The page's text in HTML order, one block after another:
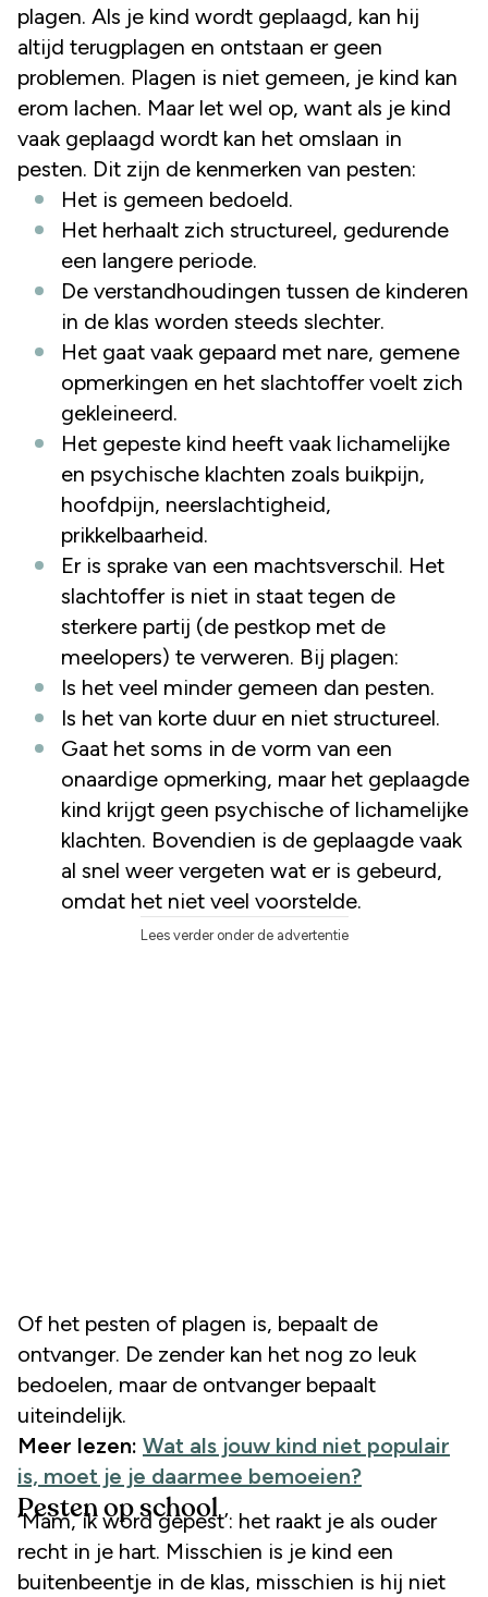
plagen. Als je kind wordt geplaagd, kan hij
altijd terugplagen en ontstaan er geen
problemen. Plagen is niet gemeen, je kind kan
erom lachen. Maar let wel op, want als je kind
vaak geplaagd wordt kan het omslaan in
pesten. Dit zijn de kenmerken van pesten:
Het is gemeen bedoeld.
Het herhaalt zich structureel, gedurende
een langere periode.
De verstandhoudingen tussen de kinderen
in de klas worden steeds slechter.
Het gaat vaak gepaard met nare, gemene
opmerkingen en het slachtoffer voelt zich
gekleineerd.
Het gepeste kind heeft vaak lichamelijke
en psychische klachten zoals buikpijn,
hoofdpijn, neerslachtigheid,
prikkelbaarheid.
Er is sprake van een machtsverschil. Het
slachtoffer is niet in staat tegen de
sterkere partij (de pestkop met de
meelopers) te verweren. Bij plagen:
Is het veel minder gemeen dan pesten.
Is het van korte duur en niet structureel.
Gaat het soms in de vorm van een
onaardige opmerking, maar het geplaagde
kind krijgt geen psychische of lichamelijke
klachten. Bovendien is de geplaagde vaak
al snel weer vergeten wat er is gebeurd,
omdat het niet veel voorstelde.
Lees verder onder de advertentie
Of het pesten of plagen is, bepaalt de
ontvanger. De zender kan het nog zo leuk
bedoelen, maar de ontvanger bepaalt
uiteindelijk.
Meer lezen: Wat als jouw kind niet populair
is, moet je je daarmee bemoeien?
Pesten op school
‘Mam, ik word gepest’: het raakt je als ouder
recht in je hart. Misschien is je kind een
buitenbeentje in de klas, misschien is hij niet